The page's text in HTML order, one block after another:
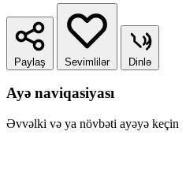
Paylaş Sevimlilər Dinlə
Ayə naviqasiyası
Əvvəlki və ya növbəti ayəyə keçin